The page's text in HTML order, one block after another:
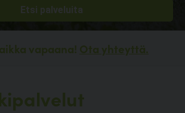
vapaana! Ota yhteyttä.